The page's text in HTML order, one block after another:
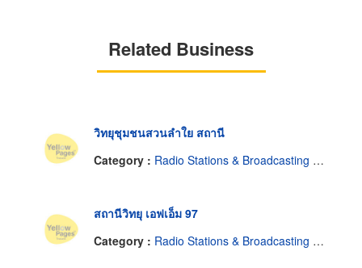
Related Business
วิทยุชุมชนสวนลำใย สถานี
Category : Radio Stations & Broadcasting Companies
สถานีวิทยุ เอฟเอ็ม 97
Category : Radio Stations & Broadcasting Companies